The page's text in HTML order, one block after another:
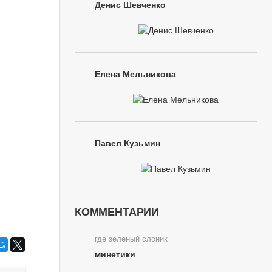
Денис Шевченко
Елена Мельникова
Павел Кузьмин
КОММЕНТАРИИ
где зеленый слоник
минетики